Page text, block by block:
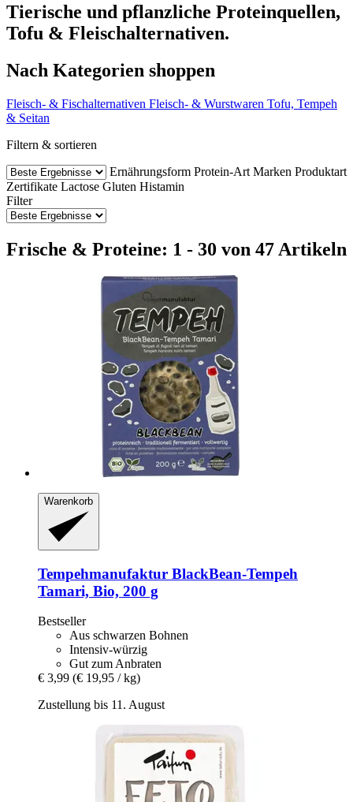
Tierische und pflanzliche Proteinquellen,
Tofu & Fleischalternativen.
Nach Kategorien shoppen
Fleisch- & Fischalternativen Fleisch- & Wurstwaren Tofu, Tempeh
& Seitan
Filtern & sortieren
Ernährungsform Protein-Art Marken Produktart
Zertifikate Lactose Gluten Histamin
Filter
Frische & Proteine: 1 - 30 von 47 Artikeln
Warenkorb
Tempehmanufaktur BlackBean-​Tempeh
Tamari, Bio, 200 g
Bestseller
Aus schwarzen Bohnen
Intensiv-würzig
Gut zum Anbraten
€ 3,99 (€ 19,95 / kg)
Zustellung bis 11. August